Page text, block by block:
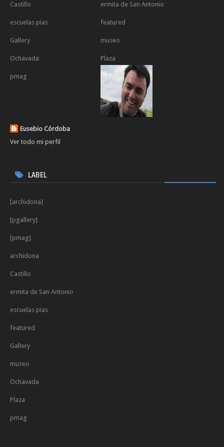
Castillo ermita de San Antonio
escuelas pias featured
Gallery museo
Ochavada Plaza
pmag
Eusebio Córdoba
Ver todo mi perfil
LABEL
[archidona]
[pgallery]
[pmag]
archidona
Castillo
ermita de San Antonio
escuelas pias
featured
Gallery
museo
Ochavada
Plaza
pmag